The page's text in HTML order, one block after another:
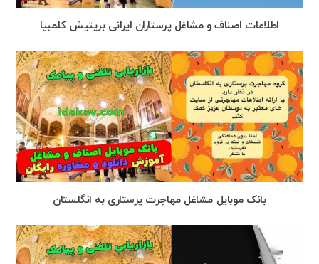
اطلاعات اصناف و مشاغل پرستاران ایرانی بریتیش کلمبیا
بانک موبایل مشاغل مهاجرت پرستاری به انگلستان